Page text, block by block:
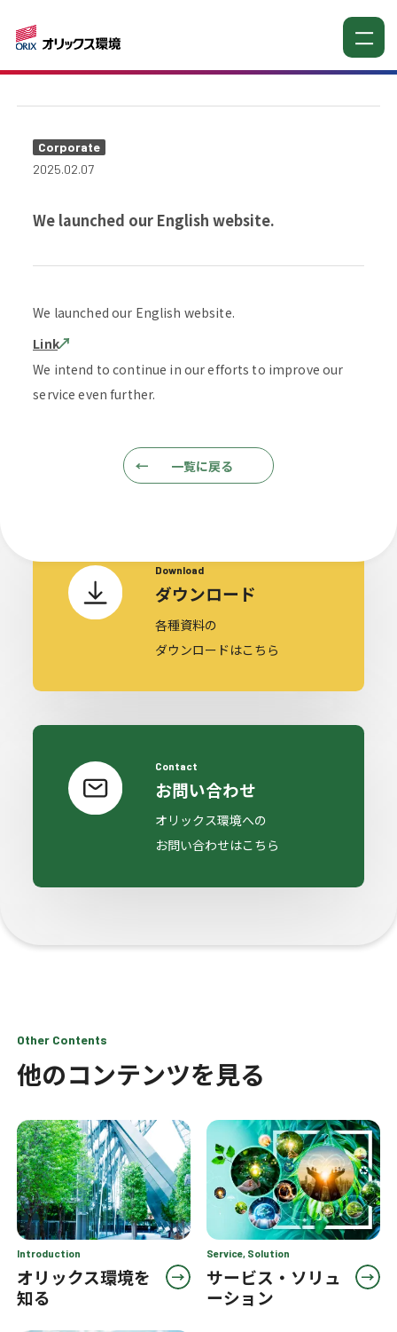
お知らせ
Corporate
2025.02.07
We launched our English website.
We launched our English website.
Link
We intend to continue in our efforts to improve our
service even further.
一覧に戻る
&
Download
ダウンロード
各種資料の
ダウンロードはこちら
Contact
お問い合わせ
オリックス環境への
お問い合わせはこちら
Other Contents
他のコンテンツを見る
Introduction
オリックス環境を
知る
Service, Solution
サービス・ソリュ
ーション